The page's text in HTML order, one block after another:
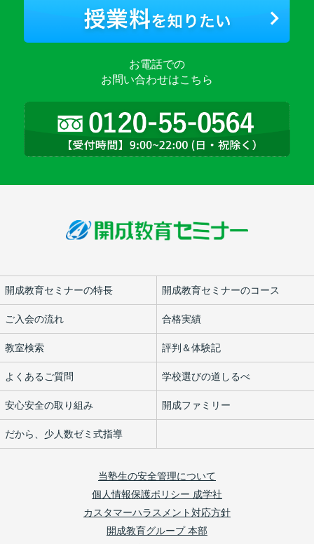
お電話での
お問い合わせはこちら
開成教育セミナーの特長 開成教育セミナーのコース
ご入会の流れ 合格実績
教室検索 評判＆体験記
よくあるご質問 学校選びの道しるべ
安心安全の取り組み 開成ファミリー
だから、少人数ゼミ式指導
当塾生の安全管理について
個人情報保護ポリシー 成学社
カスタマーハラスメント対応方針
開成教育グループ 本部